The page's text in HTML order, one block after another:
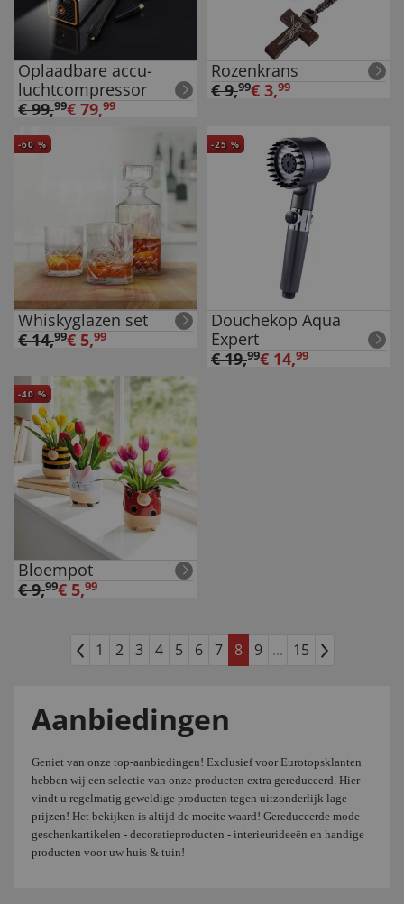
Oplaadbare accu-
luchtcompressor
€99,99€ 79,99
Rozenkrans
€9,99€ 3,99
-60 %
Whiskyglazen set
€14,99€ 5,99
-25 %
Douchekop Aqua
Expert
€19,99€ 14,99
-40 %
Bloempot
€9,99€ 5,99
1 2 3 4 5 6 7 8 9 ... 15
Aanbiedingen
Geniet van onze top-aanbiedingen! Exclusief voor Eurotopsklanten
hebben wij een selectie van onze producten extra gereduceerd. Hier
vindt u regelmatig geweldige producten tegen uitzonderlijk lage
prijzen! Het bekijken is altijd de moeite waard! Gereduceerde mode -
geschenkartikelen - decoratieproducten - interieurideeën en handige
producten voor uw huis & tuin!